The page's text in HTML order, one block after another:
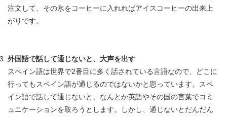
注文して、その氷をコーヒーに入れればアイスコーヒーの出来上
がりです。
外国語で話して通じないと、大声を出す
スペイン語は世界で2番目に多く話されている言語なので、どこに
行ってもスペイン語が通じるのではないかと思っています。スペ
イン語で話して通じないと、なんとか英語やその国の言葉でコミ
ュニケーションを取ろうとします。しかし、通じないとだんだん